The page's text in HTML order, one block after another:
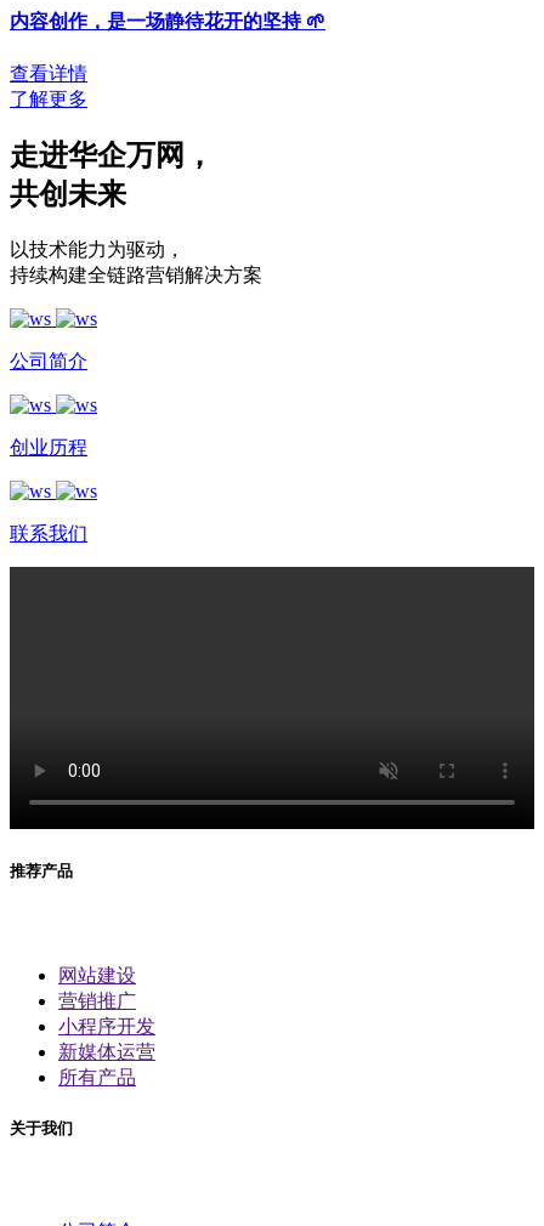
内容创作，是一场静待花开的坚持 🌱
查看详情
了解更多
走进华企万网 ，
共创未来
以技术能力为驱动 ，
持续构建全链路营销解决方案
公司简介
创业历程
联系我们
推荐产品
网站建设
营销推广
小程序开发
新媒体运营
所有产品
关于我们